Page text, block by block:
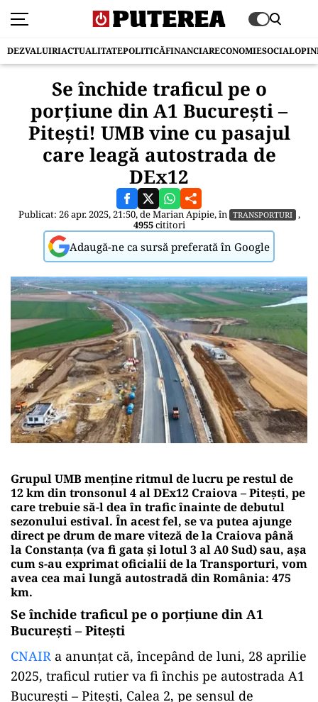
DEZVALUIRIACTUALITATEPOLITICĂFINANCIARECONOMIESOCIAL
Se închide traficul pe o
porțiune din A1 București –
Pitești! UMB vine cu pasajul
care leagă autostrada de
DEx12
Publicat: 26 apr. 2025, 21:50, deMarian Apipie, în TRANSPORTURI ,
4955cititori
Adaugă-ne ca sursă preferată în Google
Grupul UMB menține ritmul de lucru pe restul de
12 km din tronsonul 4 al DEx12 Craiova – Pitești, pe
care trebuie să-l dea în trafic înainte de debutul
sezonului estival. În acest fel, se va putea ajunge
direct pe drum de mare viteză de la Craiova până
la Constanța (va fi gata și lotul 3 al A0 Sud) sau, așa
cum s-au exprimat oficialii de la Transporturi, vom
avea cea mai lungă autostradă din România: 475
km.
Se închide traficul pe o porțiune din A1
București – Pitești
CNAIR a anunțat că, începând de luni, 28 aprilie
2025, traficul rutier va fi închis pe autostrada A1
București – Pitești, Calea 2, pe sensul de